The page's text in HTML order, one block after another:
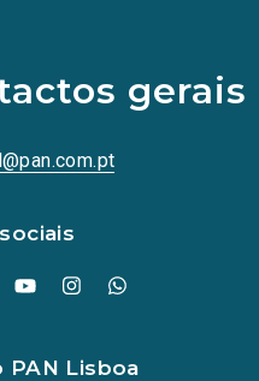
gerais
PAN Lisboa